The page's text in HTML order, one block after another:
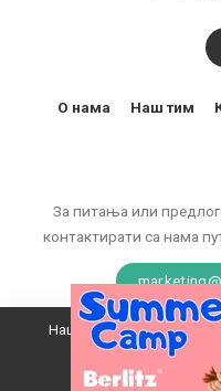
За питања или
контактирати са нама
О нама Наш тим
© 2011-2024 Copyright by
Наш вебсајт користи